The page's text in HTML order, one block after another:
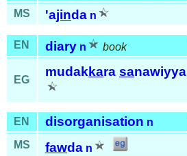
MS
'ajinda n
EN diary n book
EG
mudakkara sanawiyya
EN disorganisation n
MS
fawda n